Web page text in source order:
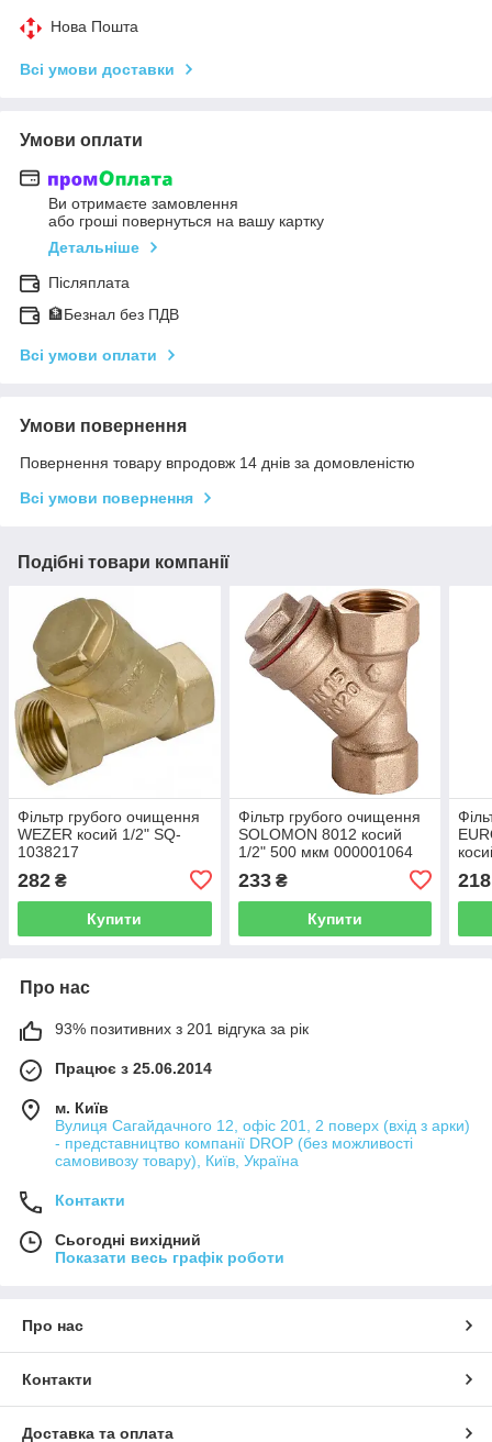
Нова Пошта
Всі умови доставки
Умови оплати
Ви отримаєте замовлення
або гроші повернуться на вашу картку
Детальніше
Післяплата
🏦Безнал без ПДВ
Всі умови оплати
Умови повернення
Повернення товару впродовж 14 днів за домовленістю
Всі умови повернення
Подібні товари компанії
Фільтр грубого очищення
WEZER косий 1/2" SQ-
1038217
282 ₴
Купити
Фільтр грубого очищення
SOLOMON 8012 косий
1/2" 500 мкм 000001064
233₴
Купити
218
Про нас
93% позитивних з 201 відгука за рік
Працює з 25.06.2014
м. Київ
Вулиця Сагайдачного 12, офіс 201, 2 поверх (вхід з арки)
- представництво компанії DROP (без можливості
самовивозу товару), Київ, Україна
Контакти
Сьогодні вихідний
Показати весь графік роботи
Про нас
Контакти
Доставка та оплата